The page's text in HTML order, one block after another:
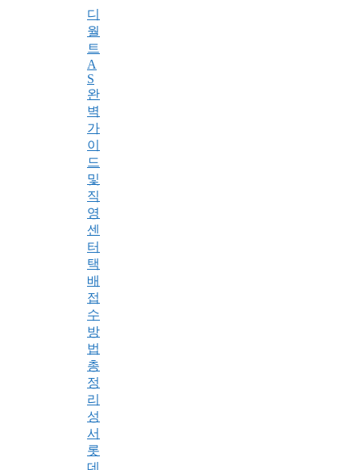
디
월
트
A
S
완
벽
가
이
드
및
직
영
센
터
택
배
접
수
방
법
총
정
리
성
서
롯
데